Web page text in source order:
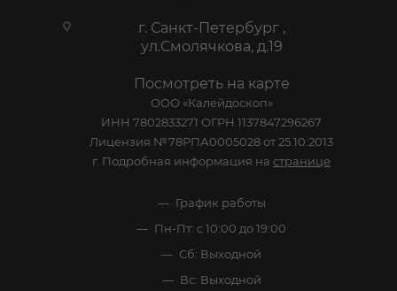
г. Санкт-Петербург ,
ул.Смолячкова, д.19
Посмотреть на карте
ООО «Калейдоскоп»
ИНН 7802833271 ОГРН 1137847296267
Лицензия №78РПА0005028 от 25.10.2013
г. Подробная информация на странице
График работы
Пн-Пт: с 10:00 до 19:00
Сб: Выходной
Вс: Выходной